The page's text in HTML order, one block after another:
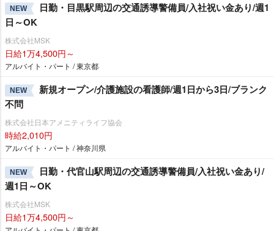
NEW
日勤・目黒駅周辺の交通誘導警備員/入社祝い金あり/週1
日～OK
株式会社MSK
日給1万4,500円～
アルバイト・パート / 東京都
NEW
新規オープン/介護施設の看護師/週1日から3日/ブランク
不問
株式会社日本アメニティライフ協会
時給2,010円
アルバイト・パート / 神奈川県
NEW
日勤・代官山駅周辺の交通誘導警備員/入社祝い金あり/
週1日～OK
株式会社MSK
日給1万4,500円～